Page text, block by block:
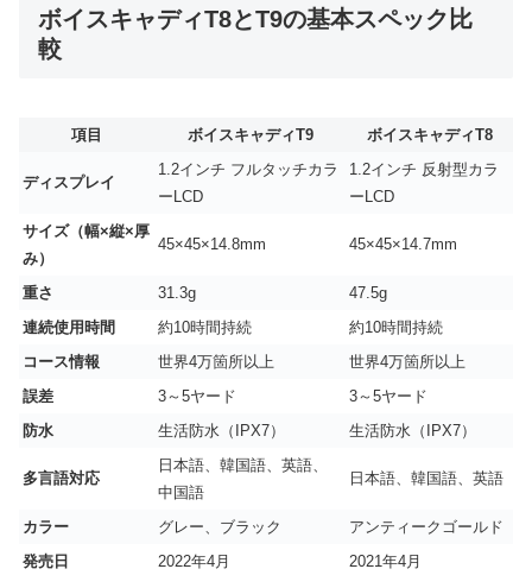
ボイスキャディT8とT9の基本スペック比
較
項目 ボイスキャディT9 ボイスキャディT8
ディスプレイ
1.2インチ フルタッチカラ
ーLCD
1.2インチ 反射型カラ
ーLCD
サイズ（幅×縦×厚
み）
45×45×14.8mm 45×45×14.7mm
重さ 31.3g
47.5g
連続使用時間
約10時間持続
約10時間持続
コース情報
世界4万箇所以上
世界4万箇所以上
誤差
3～5ヤード
3～5ヤード
防水
生活防水（IPX7） 生活防水（IPX7）
多言語対応
日本語、韓国語、英語、
中国語
日本語、韓国語、英語
カラー グレー、ブラック
アンティークゴールド
発売日
2022年4月 2021年4月